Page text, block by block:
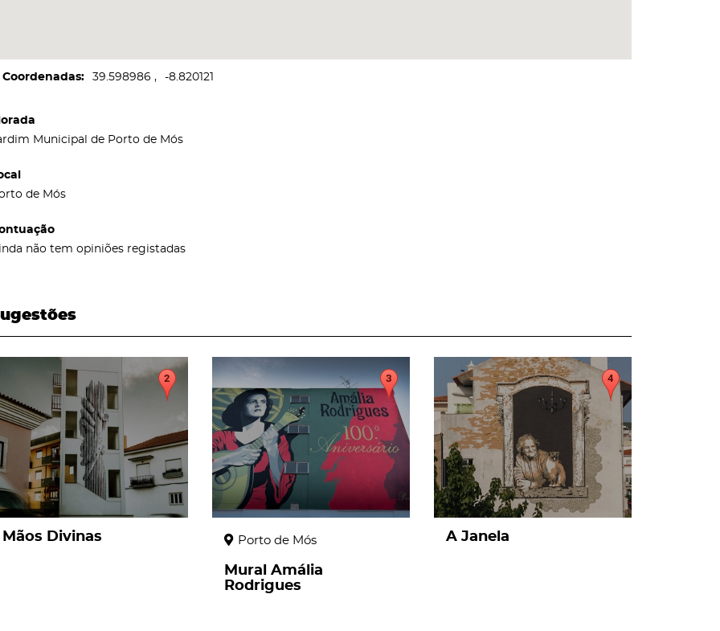
Coordenadas 39.598986 -8.820121
Municipal de Porto de Mós
de Mós
não tem opiniões registadas
Mãos Divinas
page
Porto de Mós
Mural Amália
Rodrigues
page
A Janela